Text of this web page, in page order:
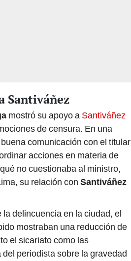
Santiváñez
mostró su apoyo a Santiváñez
de censura. En una
comunicación con el titular
acciones en materia de
no cuestionaba al ministro,
su relación con Santiváñez
delincuencia en la ciudad, el
mostraban una reducción de
el sicariato como las
periodista sobre la gravedad